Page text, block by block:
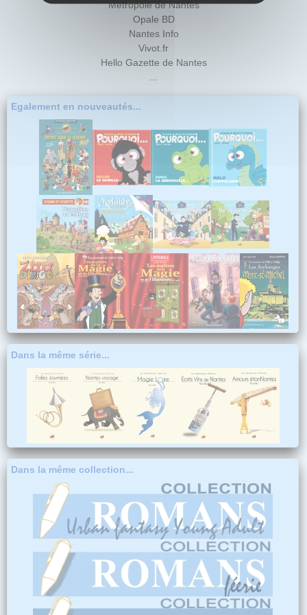
Métropole de Nantes
Opale BD
Nantes Info
Vivot.fr
Hello Gazette de Nantes
Egalement en nouveautés...
Dans la même série...
Dans la même collection...